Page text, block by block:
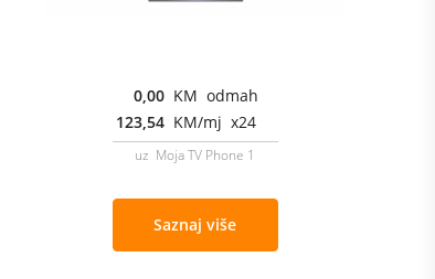
0,00 KM odmah
123,54 KM/mj x24
uz Moja TV Phone 1
Saznaj više